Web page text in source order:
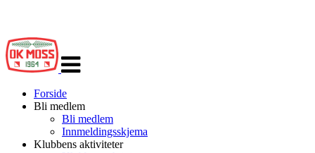
navigasjon
Forside
Bli medlem
Bli medlem
Innmeldingsskjema
Klubbens aktiviteter